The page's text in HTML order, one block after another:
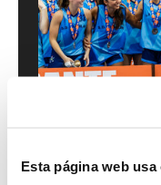
Esta página web usa
Comenzaba la